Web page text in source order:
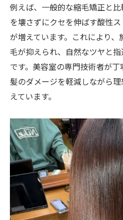
例えば、一般的な縮毛矯正と
を壊さずにクセを伸ばす酸性
が増えています。これにより
毛が抑えられ、自然なツヤと
です。美容室の専門技術者が丁
髪のダメージを軽減しながら
えています。